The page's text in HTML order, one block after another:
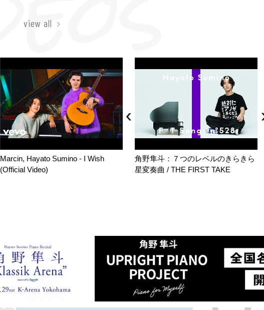
view all
Marcin, Hayato Sumino - I Wish
(Official Video)
角野隼斗：７つのレベルのきらきら
星変奏曲 / THE FIRST TAKE